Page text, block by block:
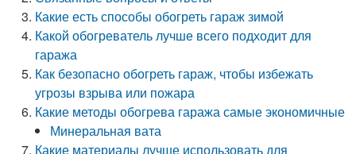
Какие есть способы обогреть гараж зимой
Какой обогреватель лучше всего подходит для
гаража
Как безопасно обогреть гараж, чтобы избежать
угрозы взрыва или пожара
Какие методы обогрева гаража самые экономичные
Минеральная вата
Какие материалы лучше использовать для